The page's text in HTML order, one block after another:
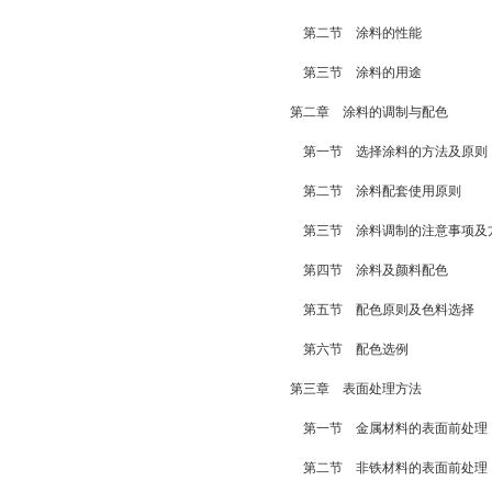
第二节 涂料的性能
第三节 涂料的用途
第二章 涂料的调制与配色
第一节 选择涂料的方法及原则
第二节 涂料配套使用原则
第三节 涂料调制的注意事项及
第四节 涂料及颜料配色
第五节 配色原则及色料选择
第六节 配色选例
第三章 表面处理方法
第一节 金属材料的表面前处理
第二节 非铁材料的表面前处理